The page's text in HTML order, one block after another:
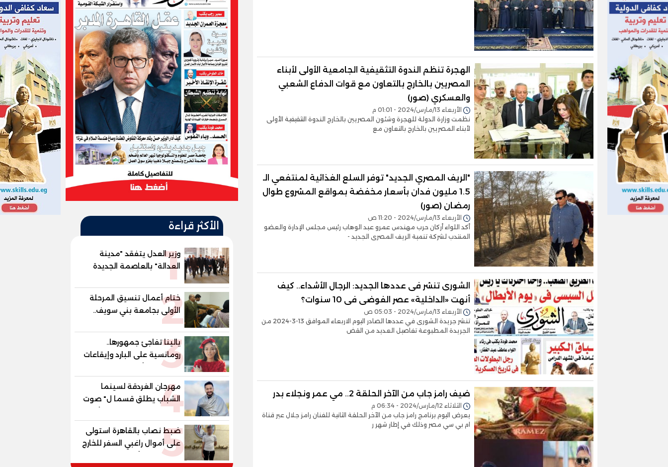
الهجرة تنظم الندوة التثقيفية الجامعية الأولى لأبناء
المصريين بالخارج بالتعاون مع قوات الدفاع الشعبي
والعسكري (صور)
الأربعاء 13/مارس/2024 - 01:01 م
نظمت وزارة الدولة للهجرة وشئون المصريين بالخارج الندوة التثقيفية الأولى
لأبناء المصريين بالخارج بالتعاون مع
"الريف المصري الجديد" توفر السلع الغذائية لمنتفعي الـ
1.5 مليون فدان بأسعار مخفضة بمواقع المشروع طوال
رمضان (صور)
الأربعاء 13/مارس/2024 - 11:20 ص
أكد اللواء أركان حرب مهندس عمرو عبد الوهاب رئيس مجلس الإدارة والعضو
المنتدب لشركة تنمية الريف المصرى الجديد -
الشورى تنشر فى عددها الجديد: الرجال الأشداء.. كيف
أنهت «الداخلية» عصر الفوضى فى 10 سنوات؟
الأربعاء 13/مارس/2024 - 05:03 ص
تنشر جريدة الشورى في عددها الصادر اليوم الاربعاء الموافق 13-3-2024 من
الجريدة المطبوعة تفاصيل العديد من القض
ضيف رامز جاب من الآخر الحلقة 2.. مي عمر ونجلاء بدر
الثلاثاء 12/مارس/2024 - 06:34 م
يعرض اليوم برنامج رامز جاب من الآخر الحلقة الثانية للفنان رامز جلال عبر قناة
ام بي سي مصر وذلك في إطار شهر ر
الأكثر قراءة
1
وزير العدل يتفقد "مدينة
العدالة" بالعاصمة الجديدة
وبرفقته رئيسا هيئة قضايا
2
ختام أعمال تنسيق المرحلة
الأولى بجامعة بني سويف..
1148 طالبًا وطالبة سجلوا
3
يالينا تفاجئ جمهورها..
رومانسية على البارد وإيقاعات
ساخنة في أحدث كليباتها
4
مهرجان الغردقة لسينما
الشباب يطلق قسما ل" صوت
السينما" ..وحمادة هلال أول
5
ضبط نصاب بالقاهرة استولى
على أموال راغبي السفر للخارج
بزعم توفير تأشيرات